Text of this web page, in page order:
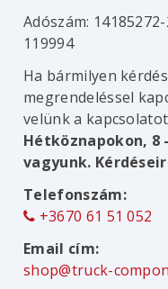
Adószám:
119994
Ha bármilyen
megrendeléssel
velünk a
Hétköznapokon,
vagyunk.
Telefonszám:
+3670 61 51 052
Email cím:
shop@truck-